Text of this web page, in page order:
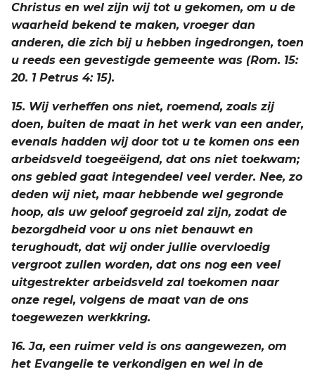
Christus en wel zijn wij tot u gekomen, om u de
waarheid bekend te maken, vroeger dan
anderen, die zich bij u hebben ingedrongen, toen
u reeds een gevestigde gemeente was (Rom. 15:
20. 1 Petrus 4: 15).
15. Wij verheffen ons niet, roemend, zoals zij
doen, buiten de maat in het werk van een ander,
evenals hadden wij door tot u te komen ons een
arbeidsveld toegeëigend, dat ons niet toekwam;
ons gebied gaat integendeel veel verder. Nee, zo
deden wij niet, maar hebbende wel gegronde
hoop, als uw geloof gegroeid zal zijn, zodat de
bezorgdheid voor u ons niet benauwt en
terughoudt, dat wij onder jullie overvloedig
vergroot zullen worden, dat ons nog een veel
uitgestrekter arbeidsveld zal toekomen naar
onze regel, volgens de maat van de ons
toegewezen werkkring.
16. Ja, een ruimer veld is ons aangewezen, om
het Evangelie te verkondigen en wel in de